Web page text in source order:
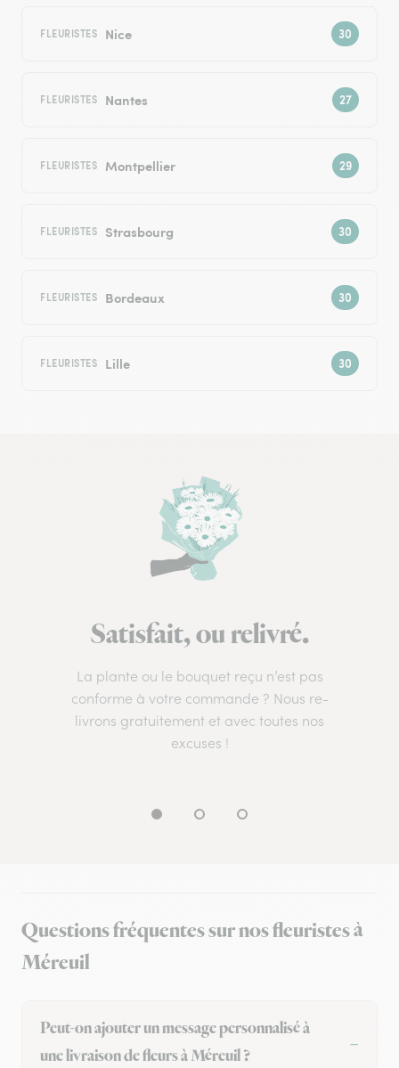
FLEURISTES Nice
FLEURISTES Nantes
FLEURISTES Montpellier
FLEURISTES Strasbourg
FLEURISTES Bordeaux
FLEURISTES Lille
Satisfait, ou relivré.
La plante ou le bouquet reçu n’est pas
conforme à votre commande ? Nous re-
livrons gratuitement et avec toutes nos
excuses !
Questions fréquentes sur nos fleuristes à
Méreuil
Peut-on ajouter un message personnalisé à
une livraison de fleurs à Méreuil ?